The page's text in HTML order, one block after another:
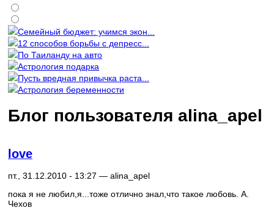
Семейный бюджет: учимся экон...
12 способов борьбы с депресс...
По Таиланду на авто
Астрология подарка
Пусть вредная привычка раста...
Астрология беременности
Блог пользователя alina_apel
love
пт., 31.12.2010 - 13:27 — alina_apel
пока я не любил,я...тоже отлично знал,что такое любовь. А.
Чехов